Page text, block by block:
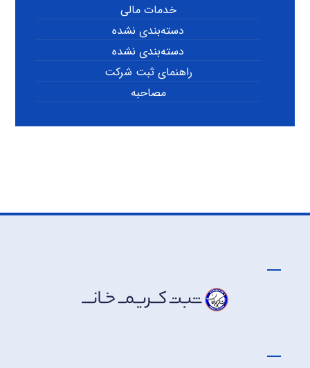
خدمات مالی
دسته‌بندی نشده
دسته‌بندی نشده
راهنمای ثبت شرکت
مصاحبه